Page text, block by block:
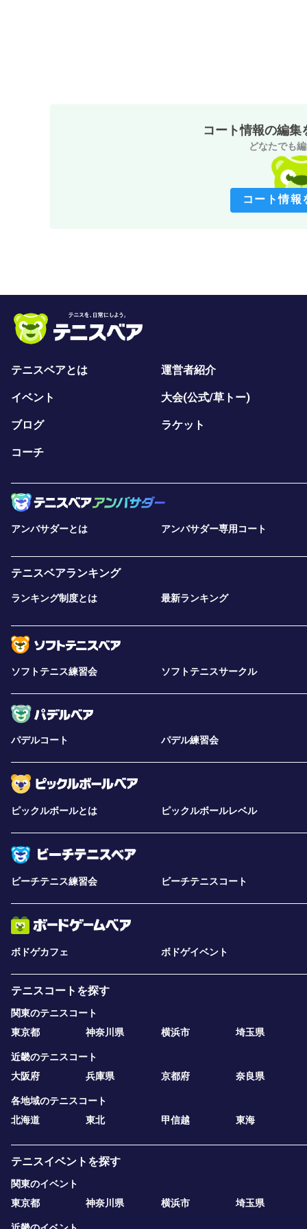
コート情報の編集
どなたでも
コート情報
テニスベアとは 運営者紹介
イベント 大会(公式/草トー)
ブログ ラケット
コーチ
アンバサダーとは アンバサダー専用コート
テニスベアランキング
ランキング制度とは 最新ランキング
ソフトテニス練習会 ソフトテニスサークル
パデルコート パデル練習会
ピックルボールとは ピックルボールレベル
ビーチテニス練習会 ビーチテニスコート
ボドゲカフェ ボドゲイベント
テニスコートを探す
関東のテニスコート
東京都
神奈川県 横浜市 埼玉県
近畿のテニスコート
大阪府
兵庫県 京都府 奈良県
各地域のテニスコート
北海道
東北 甲信越 東海
テニスイベントを探す
関東のイベント
東京都
神奈川県 横浜市 埼玉県